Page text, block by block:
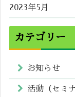
2023年5月
カテゴリー
お知らせ
活動（セミ